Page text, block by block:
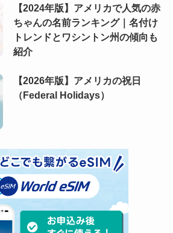
【2024年版】アメリカで人気の赤
ちゃんの名前ランキング｜名付け
トレンドとワシントン州の傾向も
紹介
【2026年版】アメリカの祝日
（Federal Holidays）